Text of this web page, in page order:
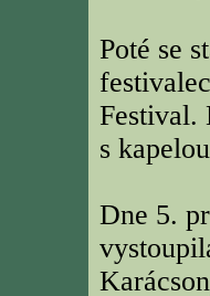
Poté se
Festival.
s
Dne 5.